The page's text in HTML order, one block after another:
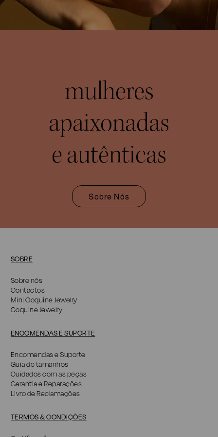
mulheres
apaixonadas
e autênticas
Sobre Nós
SOBRE
Sobre nós
Contactos
Mini Coquine Jewelry
Coquine Jewelry
ENCOMENDAS E SUPORTE
Encomendas e Suporte
Guia de tamanhos
Cuidados com as peças
Garantia e Reparações
Livro de Reclamações
TERMOS & CONDIÇÕES